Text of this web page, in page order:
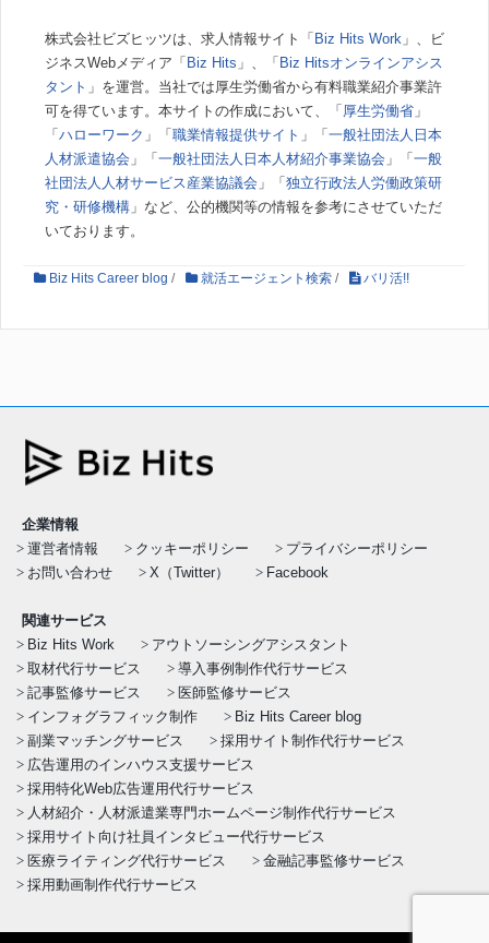
株式会社ビズヒッツは、求人情報サイト「 Biz Hits Work 」、ビ
ジネスWebメディア「 Biz Hits 」、「 Biz Hitsオンラインアシス
タント 」を運営。当社では厚生労働省から有料職業紹介事業許
可を得ています。本サイトの作成において、「 厚生労働省 」
「 ハローワーク 」「 職業情報提供サイト 」「 一般社団法人日本
人材派遣協会 」「 一般社団法人日本人材紹介事業協会 」「 一般
社団法人人材サービス産業協議会 」「 独立行政法人労働政策研
究・研修機構 」など、公的機関等の情報を参考にさせていただ
いております。
Biz Hits Career blog / 就活エージェント検索 / バリ活!!
企業情報
運営者情報
クッキーポリシー
プライバシーポリシー
お問い合わせ
X（Twitter） Facebook
関連サービス
Biz Hits Work
アウトソーシングアシスタント
取材代行サービス
導入事例制作代行サービス
記事監修サービス
医師監修サービス
インフォグラフィック制作
Biz Hits Career blog
副業マッチングサービス
採用サイト制作代行サービス
広告運用のインハウス支援サービス
採用特化Web広告運用代行サービス
人材紹介・人材派遣業専門ホームページ制作代行サービス
採用サイト向け社員インタビュー代行サービス
医療ライティング代行サービス
金融記事監修サービス
採用動画制作代行サービス